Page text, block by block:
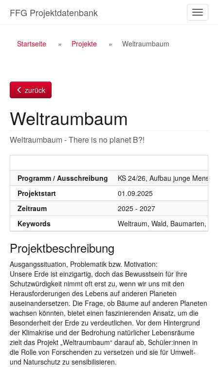
Inhalt
ein-/
FFG Projektdatenbank
Breadcrumb
Startseite Projekte Weltraumbaum
zurück
Weltraumbaum
Weltraumbaum - There is no planet B?!
Programm / Ausschreibung
KS 24/26, Aufbau junge
Projektstart
01.09.2025
Zeitraum
2025 - 2027
Keywords
Weltraum, Wald, Baumarten,
Projektbeschreibung
Ausgangssituation, Problematik bzw. Motivation:
Unsere Erde ist einzigartig, doch das Bewusstsein für ihre
Schutzwürdigkeit nimmt oft erst zu, wenn wir uns mit den
Herausforderungen des Lebens auf anderen Planeten
auseinandersetzen. Die Frage, ob Bäume auf anderen Planeten
wachsen könnten, bietet einen faszinierenden Ansatz, um die
Besonderheit der Erde zu verdeutlichen. Vor dem Hintergrund
der Klimakrise und der Bedrohung natürlicher Lebensräume
zielt das Projekt „Weltraumbaum“ darauf ab, Schüler:innen in
die Rolle von Forschenden zu versetzen und sie für Umwelt-
und Naturschutz zu sensibilisieren.